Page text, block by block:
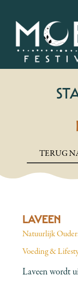
TERUG
LAVEEN
Natuurlijk
Voeding &
Laveen wordt